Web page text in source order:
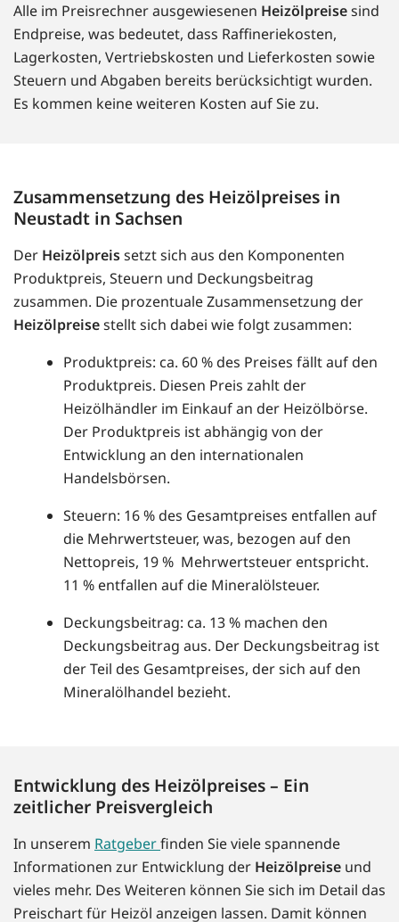
Alle im Preisrechner ausgewiesenen Heizölpreisesind
Endpreise, was bedeutet, dass Raffineriekosten,
Lagerkosten, Vertriebskosten und Lieferkosten sowie
Steuern und Abgaben bereits berücksichtigt wurden.
Es kommen keine weiteren Kosten auf Sie zu.
Zusammensetzung des Heizölpreises in
Neustadt in Sachsen
Der Heizölpreissetzt sich aus den Komponenten
Produktpreis, Steuern und Deckungsbeitrag
zusammen. Die prozentuale Zusammensetzung der
Heizölpreisestellt sich dabei wie folgt zusammen:
Produktpreis: ca. 60 % des Preises fällt auf den
Produktpreis. Diesen Preis zahlt der
Heizölhändler im Einkauf an der Heizölbörse.
Der Produktpreis ist abhängig von der
Entwicklung an den internationalen
Handelsbörsen.
Steuern: 16 % des Gesamtpreises entfallen auf
die Mehrwertsteuer, was, bezogen auf den
Nettopreis, 19 % Mehrwertsteuer entspricht.
11 % entfallen auf die Mineralölsteuer.
Deckungsbeitrag: ca. 13 % machen den
Deckungsbeitrag aus. Der Deckungsbeitrag ist
der Teil des Gesamtpreises, der sich auf den
Mineralölhandel bezieht.
Entwicklung des Heizölpreises – Ein
zeitlicher Preisvergleich
In unserem Ratgeberfinden Sie viele spannende
Informationen zur Entwicklung der Heizölpreise und
vieles mehr. Des Weiteren können Sie sich im Detail das
Preischart für Heizöl anzeigen lassen. Damit können